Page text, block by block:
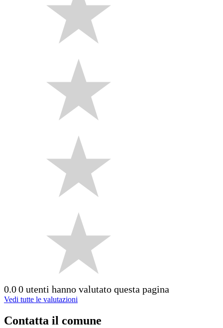
0.00 utenti hanno valutato questa pagina
Vedi tutte le valutazioni
Contatta il comune